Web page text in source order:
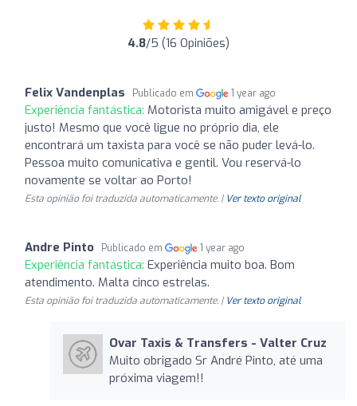
4.8/5 (16 Opiniões)
Felix Vandenplas Publicado em 1 year ago
Experiência fantástica: Motorista muito amigável e preço
justo! Mesmo que você ligue no próprio dia, ele
encontrará um taxista para você se não puder levá-lo.
Pessoa muito comunicativa e gentil. Vou reservá-lo
novamente se voltar ao Porto!
Esta opinião foi traduzida automaticamente. | Ver texto original
Andre Pinto Publicado em 1 year ago
Experiência fantástica: Experiência muito boa. Bom
atendimento. Malta cinco estrelas.
Esta opinião foi traduzida automaticamente. | Ver texto original
Ovar Taxis & Transfers - Valter Cruz
Muito obrigado Sr André Pinto, até uma
próxima viagem!!